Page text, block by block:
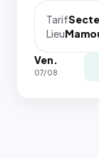
Tarif
Lieu
Ven.
07/08